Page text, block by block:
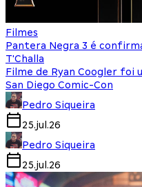
Filmes
Pantera Negra 3 é
T'Challa
Filme de Ryan Coogler foi
San Diego Comic-Con
Pedro Siqueira
25.jul.26
Pedro Siqueira
25.jul.26